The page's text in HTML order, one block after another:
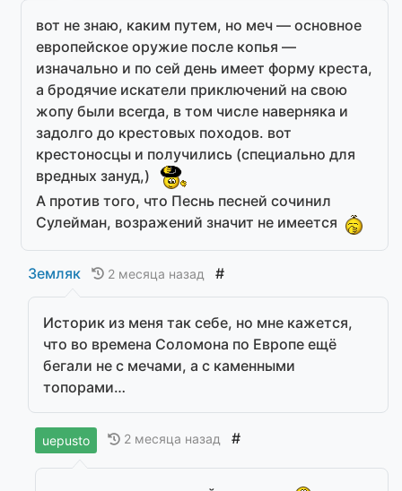
вот не знаю, каким путем, но меч — основное
европейское оружие после копья —
изначально и по сей день имеет форму креста,
а бродячие искатели приключений на свою
жопу были всегда, в том числе наверняка и
задолго до крестовых походов. вот
крестоносцы и получились (специально для
вредных зануд,)
А против того, что Песнь песней сочинил
Сулейман, возражений значит не имеется
Земляк 2 месяца назад #
Историк из меня так себе, но мне кажется,
что во времена Соломона по Европе ещё
бегали не с мечами, а с каменными
топорами…
uepusto 2 месяца назад #